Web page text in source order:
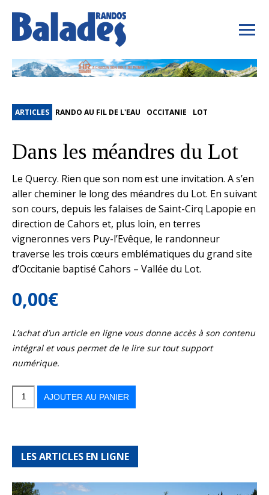
ARTICLES RANDO AU FIL DE L'EAU OCCITANIE LOT
Dans les méandres du Lot
Le Quercy. Rien que son nom est une invitation. A s’en
aller cheminer le long des méandres du Lot. En suivant
son cours, depuis les falaises de Saint-Cirq Lapopie en
direction de Cahors et, plus loin, en terres
vigneronnes vers Puy-l’Evêque, le randonneur
traverse les trois cœurs emblématiques du grand site
d’Occitanie baptisé Cahors – Vallée du Lot.
0,00€
L’achat d’un article en ligne vous donne accès à son contenu
intégral et vous permet de le lire sur tout support
numérique.
quantité
méandres
Lot
AJOUTER AU PANIER
LES ARTICLES EN LIGNE